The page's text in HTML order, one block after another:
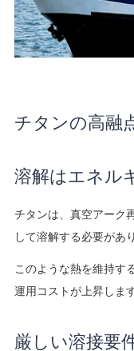
チタンの高融
溶解はエネル
チタンは、真空アーク
して溶解する必要があ
このような熱を維持す
運用コストが上昇します
厳しい溶接要